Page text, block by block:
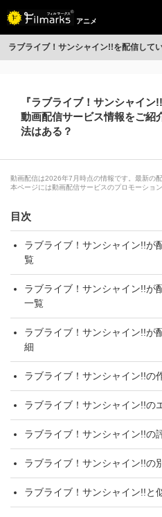
アニメ
ラブライブ！サンシャイン!!を配信して
『ラブライブ！サンシャイン
動画配信サービス情報をご紹
法はある？
動画配信は2026年7月時点の情報です。最新の
本ページには動画配信サービスのプロモーショ
目次
ラブライブ！サンシャイン!!が
覧
ラブライブ！サンシャイン!!が
一覧
ラブライブ！サンシャイン!!が
細
ラブライブ！サンシャイン!!の
ラブライブ！サンシャイン!!の
ラブライブ！サンシャイン!!の
ラブライブ！サンシャイン!!の
ラブライブ！サンシャイン!!と